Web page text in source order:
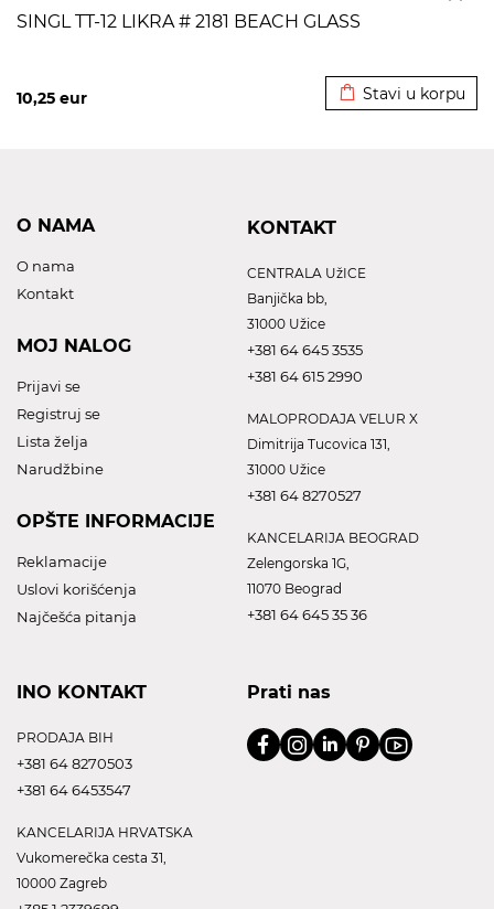
SINGL TT-12 LIKRA # 2181 BEACH GLASS
10,25 eur Stavi u korpu
O NAMA
O nama
Kontakt
MOJ NALOG
Prijavi se
Registruj se
Lista želja
Narudžbine
OPŠTE INFORMACIJE
Reklamacije
Uslovi korišćenja
Najčešća pitanja
KONTAKT
CENTRALA UžICE
Banjička bb,
31000 Užice
+381 64 645 3535
+381 64 615 2990
MALOPRODAJA VELUR X
Dimitrija Tucovica 131,
31000 Užice
+381 64 8270527
KANCELARIJA BEOGRAD
Zelengorska 1G,
11070 Beograd
+381 64 645 35 36
INO KONTAKT
PRODAJA BIH
+381 64 8270503
+381 64 6453547
KANCELARIJA HRVATSKA
Vukomerečka cesta 31,
10000 Zagreb
Prati nas